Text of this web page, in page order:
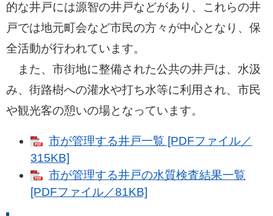
的な井戸には源智の井戸などがあり、これらの井
戸では地元町会など市民の方々が中心となり、保
全活動が行われています。
また、市街地に整備された公共の井戸は、水汲
み、街路樹への灌水や打ち水等に利用され、市民
や観光客の憩いの場となっています。
市が管理する井戸一覧 [PDFファイル／
315KB]
市が管理する井戸の水質検査結果一覧
[PDFファイル／81KB]